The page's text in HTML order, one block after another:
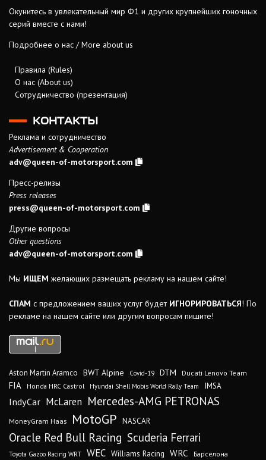
Окунитесь в увлекательный мир Ф1 и других крупнейших гоночных
серий вместе с нами!
Подробнее о нас / More about us
Правила (Rules)
О нас (About us)
Сотрудничество (презентация)
КОНТАКТЫ
Реклама и сотрудничество
Advertisement & Cooperation
adv@queen-of-motorsport.com
Пресс-релизы
Press releases
press@queen-of-motorsport.com
Другие вопросы
Other questions
adv@queen-of-motorsport.com
Мы ИЩЕМ желающих размещать рекламу на нашем сайте!
СПАМ с предложением ваших услуг будет ИГНОРИРОВАТЬСЯ! По
рекламе на нашем сайте или другим вопросам пишите!
Aston Martin Aramco BWT Alpine Covid-19 DTM Ducati Lenovo Team
FIA Honda HRC Castrol Hyundai Shell Mobis World Rally Team IMSA
IndyCar McLaren Mercedes-AMG PETRONAS
MoneyGram Haas MotoGP NASCAR
Oracle Red Bull Racing Scuderia Ferrari
Toyota Gazoo Racing WRT WEC Williams Racing WRC Барселона